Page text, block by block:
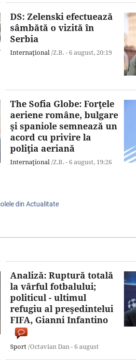
DS: Zelenski efectuează
sâmbătă o vizită în
Serbia
Internaţional /Z.B. -6 august, 20:19
The Sofia Globe: Forţele
aeriene române, bulgare
şi spaniole semnează un
acord cu privire la
poliţia aeriană
Internaţional /Z.B. -6 august, 19:26
din Actualitate
Analiză: Ruptură totală
la vârful fotbalului;
politicul - ultimul
refugiu al preşedintelui
FIFA, Gianni Infantino
Sport /Octavian Dan -6 august